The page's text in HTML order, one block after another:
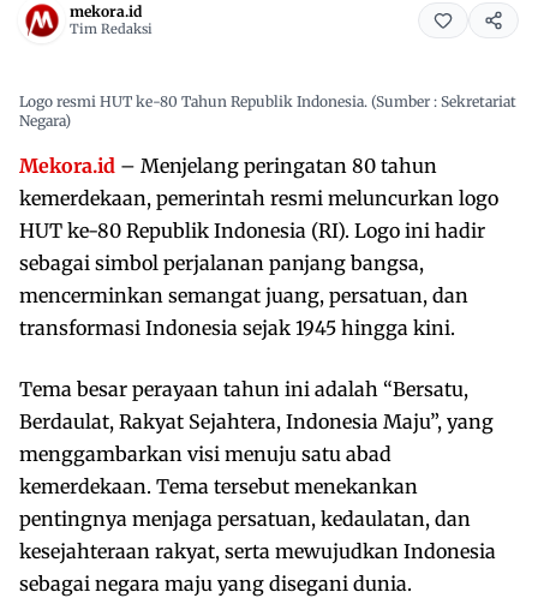
mekora.id
Tim Redaksi
Logo resmi HUT ke-80 Tahun Republik Indonesia. (Sumber : Sekretariat
Negara)
Mekora.id – Menjelang peringatan 80 tahun
kemerdekaan, pemerintah resmi meluncurkan logo
HUT ke-80 Republik Indonesia (RI). Logo ini hadir
sebagai simbol perjalanan panjang bangsa,
mencerminkan semangat juang, persatuan, dan
transformasi Indonesia sejak 1945 hingga kini.
Tema besar perayaan tahun ini adalah “Bersatu,
Berdaulat, Rakyat Sejahtera, Indonesia Maju”, yang
menggambarkan visi menuju satu abad
kemerdekaan. Tema tersebut menekankan
pentingnya menjaga persatuan, kedaulatan, dan
kesejahteraan rakyat, serta mewujudkan Indonesia
sebagai negara maju yang disegani dunia.